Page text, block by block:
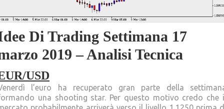
Di Trading Settimana 17
2019 – Analisi Tecnica
USD
l’euro ha recuperato gran parte della
una shooting star. Per questo motivo credo che